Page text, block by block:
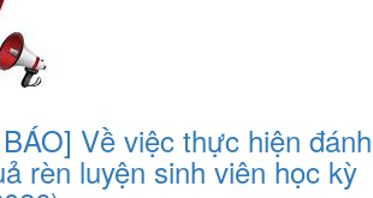
Về việc thực hiện đánh
rèn luyện sinh viên học kỳ